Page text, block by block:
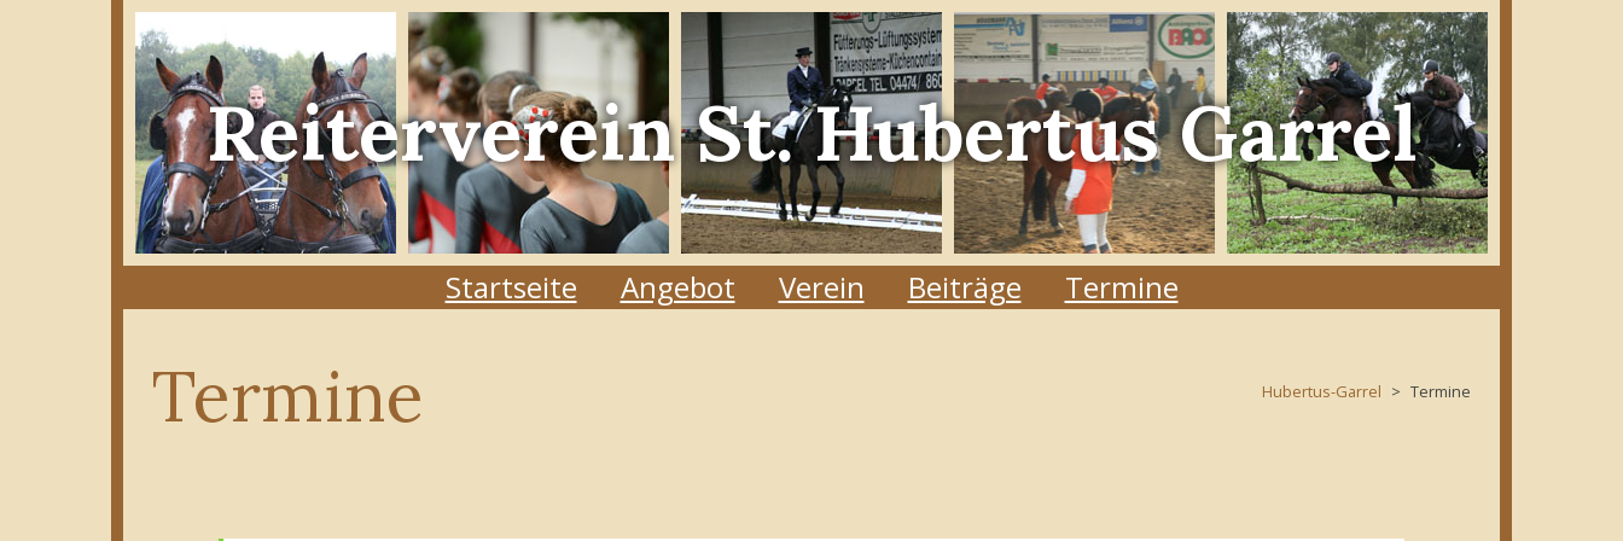
ReitervereinSt. Hubertus Garrel
Startseite Angebot Verein Beiträge Termine
Termine Hubertus-Garrel Termine